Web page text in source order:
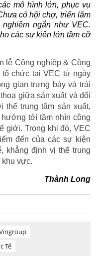
mô hình lớn, phục vụ
có hội chợ, triển lãm
ngắn như VEC.
các sự kiện lớn tầm cỡ
lễ Công nghiệp & Công
chức tại VEC từ ngày
gian trưng bày và trải
giữa sản xuất và đổi
thế trung tâm sản xuất,
tới tầm nhìn công
giới. Trong khi đó, VEC
đến của các sự kiện
khẳng định vị thế trung
khu vực.
Thành Long
Tế